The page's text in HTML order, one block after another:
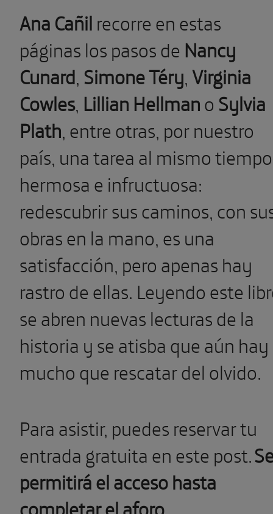
Ana Cañilrecorre en estas
páginas los pasos de Nancy
Cunard, Simone Téry,Virginia
Cowles, Lillian Hellmano Sylvia
Plath,entre otras, por nuestro
país, una tarea al mismo tiempo
hermosa e infructuosa:
redescubrir sus caminos, con
obras en la mano, es una
satisfacción, pero apenas hay
rastro de ellas. Leyendo este
se abren nuevas lecturas de la
historia y se atisba que aún hay
mucho que rescatar del olvido.
Para asistir, puedes reservar tu
entrada gratuita en este post.
permitirá el acceso hasta
completar el aforo.